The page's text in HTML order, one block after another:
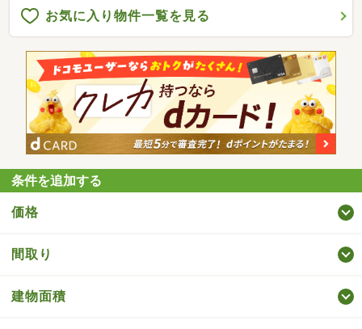
お気に入り物件一覧を見る
条件を追加する
価格
間取り
建物面積